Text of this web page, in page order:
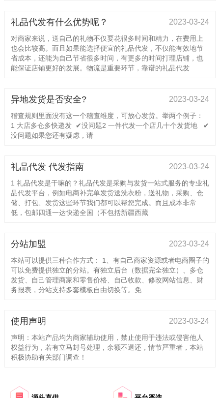
礼品代发有什么优势呢？ 2023-03-24
对商家来说，送自己的礼物不仅要花很多时间和精力，在费用上
也会比较高。而且如果能选择便宜的礼品代发，不仅能有效地节
省成本，还能为自己节省很多时间，有更多的时间打理店铺，也
能保证店铺更好的发展。物流是重要环节，靠谱的礼品代发
异地发货是否安全? 2023-03-24
稽查规则里面没有这一个稽查维度，可放心发货。举两个例子：
1 大店多仓多快递发 ✔没问题2 一件代发一个店几十个发货地 ✔
没问题如果您还有疑虑，请
礼品代发 代发指南 2023-03-24
1 礼品代发是干嘛的？礼品代发是采购与发货一站式服务的专业礼
品代发平台，例如电商补完单发货送洗衣粉，送礼物，采购、仓
储、打包、发货这些环节我们都可以帮您完成。而且成本非常
低，包邮四通一达快递全国（不包括新疆西藏
分站加盟 2023-03-24
本站可以提供三种合作方式： 1、有自己商家资源或者电商圈子的
可以免费提供独立的分站。有独立后台（数据完全独立）、多仓
发货、自己管理商家和零售价格、自己收款、修改网站信息、财
务报表，分站支持多套模板自由切换等。免
使用声明 2023-03-24
声明：本站产品均为商家辅助使用，禁止使用于违法或侵害他人
权益行为，若有立马封号处理，余额不退还，情节严重者，本站
积极协助有关部门调查！